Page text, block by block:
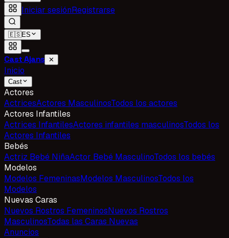
Iniciar sesiónRegistrarse
🇪🇸ES
Cast Ajans ✕
Inicio
Cast
Actores
ActricesActores MasculinosTodos los actores
Actores Infantiles
Actrices InfantilesActores infantiles masculinosTodos los
Actores Infantiles
Bebés
Actriz Bebé NiñaActor Bebé MasculinoTodos los bebés
Modelos
Modelos FemeninasModelos MasculinosTodos los
Modelos
Nuevas Caras
Nuevos Rostros FemeninosNuevos Rostros
MasculinosTodas las Caras Nuevas
Anuncios